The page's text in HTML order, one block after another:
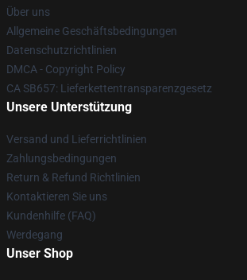
Über uns
Allgemeine Geschäftsbedingungen
Datenschutzrichtlinien
DMCA - Copyright Policy
CA SB657: Lieferkettentransparenzgesetz
Unsere Unterstützung
Versand und Lieferrichtlinien
Zahlungsbedingungen
Return & Refund Richtlinien
Kontaktieren Sie uns
Kundenhilfe (FAQ)
Werdegang
Unser Shop